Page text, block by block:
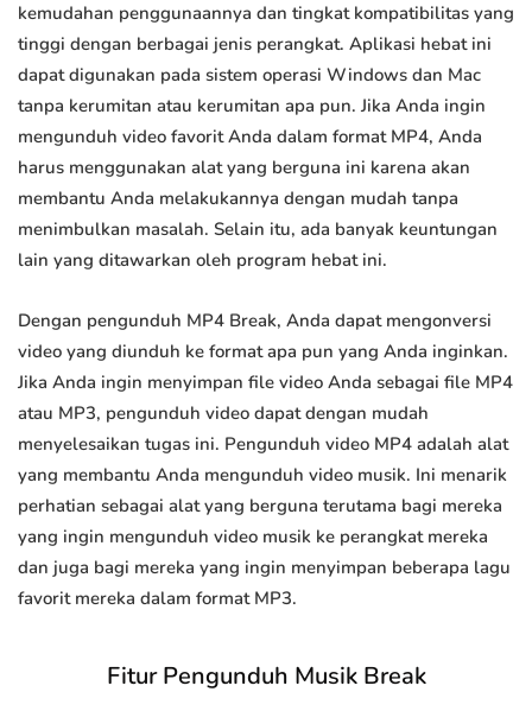
kemudahan penggunaannya dan tingkat kompatibilitas yang
tinggi dengan berbagai jenis perangkat. Aplikasi hebat ini
dapat digunakan pada sistem operasi Windows dan Mac
tanpa kerumitan atau kerumitan apa pun. Jika Anda ingin
mengunduh video favorit Anda dalam format MP4, Anda
harus menggunakan alat yang berguna ini karena akan
membantu Anda melakukannya dengan mudah tanpa
menimbulkan masalah. Selain itu, ada banyak keuntungan
lain yang ditawarkan oleh program hebat ini.
Dengan pengunduh MP4 Break, Anda dapat mengonversi
video yang diunduh ke format apa pun yang Anda inginkan.
Jika Anda ingin menyimpan file video Anda sebagai file MP4
atau MP3, pengunduh video dapat dengan mudah
menyelesaikan tugas ini. Pengunduh video MP4 adalah alat
yang membantu Anda mengunduh video musik. Ini menarik
perhatian sebagai alat yang berguna terutama bagi mereka
yang ingin mengunduh video musik ke perangkat mereka
dan juga bagi mereka yang ingin menyimpan beberapa lagu
favorit mereka dalam format MP3.
Fitur Pengunduh Musik Break